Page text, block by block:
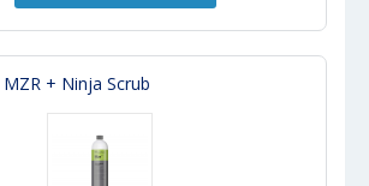
+ Ninja Scrub